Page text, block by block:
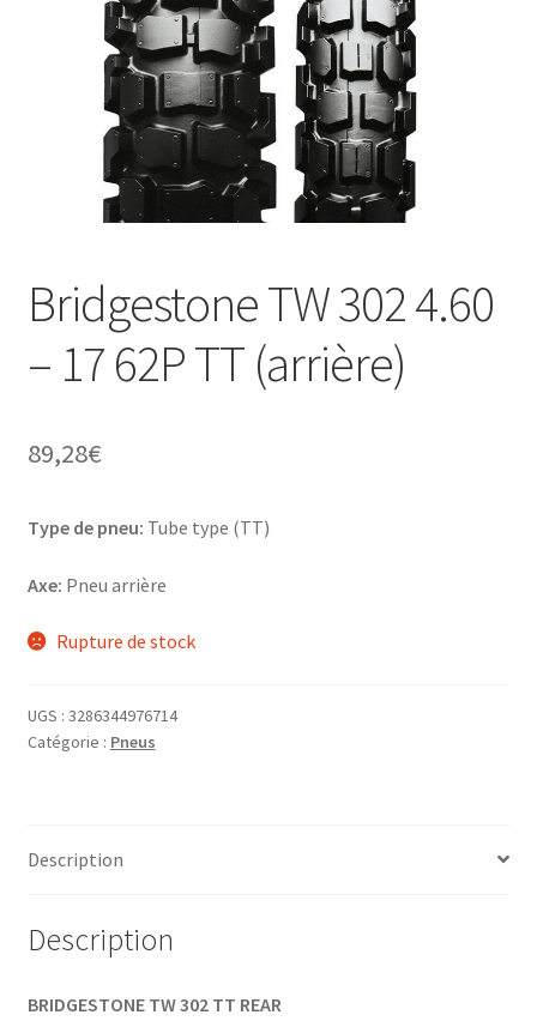
Bridgestone TW 302 4.60
– 17 62P TT (arrière)
89,28€
Type de pneu: Tube type (TT)
Axe: Pneu arrière
Rupture de stock
UGS : 3286344976714
Catégorie : Pneus
Description
Description
BRIDGESTONE TW 302 TT REAR